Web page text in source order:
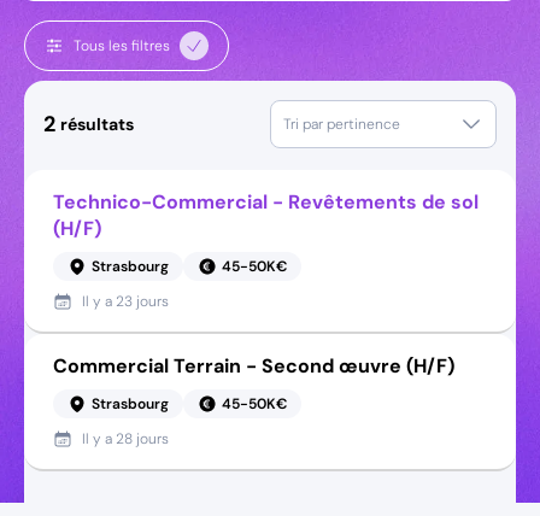
Tous les filtres
2 résultats Tri par pertinence
Technico-Commercial - Revêtements de sol
(H/F)
Strasbourg
45-50K€
Il y a 23 jours
Commercial Terrain - Second œuvre (H/F)
Strasbourg
45-50K€
Il y a 28 jours